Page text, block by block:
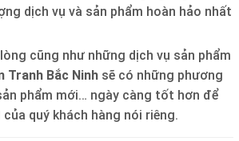
dịch vụ và sản phẩm hoàn hảo nhất
cũng như những dịch vụ sản phẩm
Tranh Bắc Ninh sẽ có những phương
phẩm mới… ngày càng tốt hơn để
quý khách hàng nói riêng.